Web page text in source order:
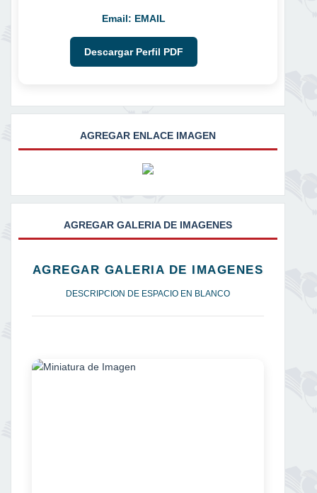
Email: EMAIL
Descargar Perfil PDF
AGREGAR ENLACE IMAGEN
AGREGAR GALERIA DE IMAGENES
AGREGAR GALERIA DE IMAGENES
DESCRIPCION DE ESPACIO EN BLANCO